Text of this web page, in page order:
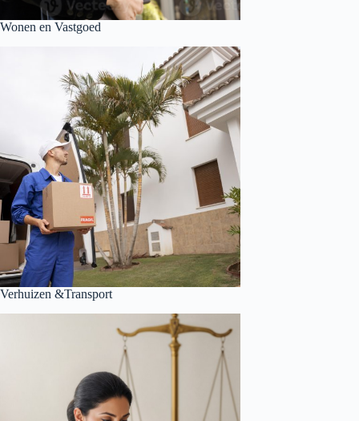
Wonen en Vastgoed
Verhuizen &Transport